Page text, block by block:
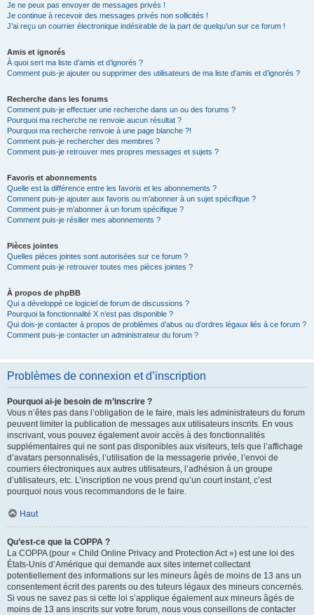
Je ne peux pas envoyer de messages privés !
Je continue à recevoir des messages privés non sollicités !
J’ai reçu un courrier électronique indésirable de la part de quelqu’un sur ce forum !
Amis et ignorés
À quoi sert ma liste d’amis et d’ignorés ?
Comment puis-je ajouter ou supprimer des utilisateurs de ma liste d’amis et d’ignorés ?
Recherche dans les forums
Comment puis-je effectuer une recherche dans un ou des forums ?
Pourquoi ma recherche ne renvoie aucun résultat ?
Pourquoi ma recherche renvoie à une page blanche ?!
Comment puis-je rechercher des membres ?
Comment puis-je retrouver mes propres messages et sujets ?
Favoris et abonnements
Quelle est la différence entre les favoris et les abonnements ?
Comment puis-je ajouter aux favoris ou m’abonner à un sujet spécifique ?
Comment puis-je m’abonner à un forum spécifique ?
Comment puis-je résilier mes abonnements ?
Pièces jointes
Quelles pièces jointes sont autorisées sur ce forum ?
Comment puis-je retrouver toutes mes pièces jointes ?
À propos de phpBB
Qui a développé ce logiciel de forum de discussions ?
Pourquoi la fonctionnalité X n’est pas disponible ?
Qui dois-je contacter à propos de problèmes d’abus ou d’ordres légaux liés à ce forum ?
Comment puis-je contacter un administrateur du forum ?
Problèmes de connexion et d’inscription
Pourquoi ai-je besoin de m’inscrire ?
Vous n’êtes pas dans l’obligation de le faire, mais les administrateurs du forum
peuvent limiter la publication de messages aux utilisateurs inscrits. En vous
inscrivant, vous pouvez également avoir accès à des fonctionnalités
supplémentaires qui ne sont pas disponibles aux visiteurs, tels que l’affichage
d’avatars personnalisés, l’utilisation de la messagerie privée, l’envoi de
courriers électroniques aux autres utilisateurs, l’adhésion à un groupe
d’utilisateurs, etc. L’inscription ne vous prend qu’un court instant, c’est
pourquoi nous vous recommandons de le faire.
Haut
Qu’est-ce que la COPPA ?
La COPPA (pour « Child Online Privacy and Protection Act ») est une loi des
États-Unis d’Amérique qui demande aux sites internet collectant
potentiellement des informations sur les mineurs âgés de moins de 13 ans un
consentement écrit des parents ou des tuteurs légaux des mineurs concernés.
Si vous ne savez pas si cette loi s’applique également aux mineurs âgés de
moins de 13 ans inscrits sur votre forum, nous vous conseillons de contacter